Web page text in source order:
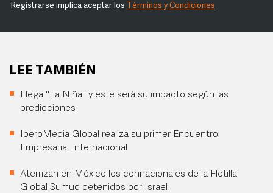
Registrarse implica aceptar los Términos y Condiciones
LEE TAMBIÉN
Llega "La Niña" y este será su impacto según las
predicciones
IberoMedia Global realiza su primer Encuentro
Empresarial Internacional
Aterrizan en México los connacionales de la Flotilla
Global Sumud detenidos por Israel